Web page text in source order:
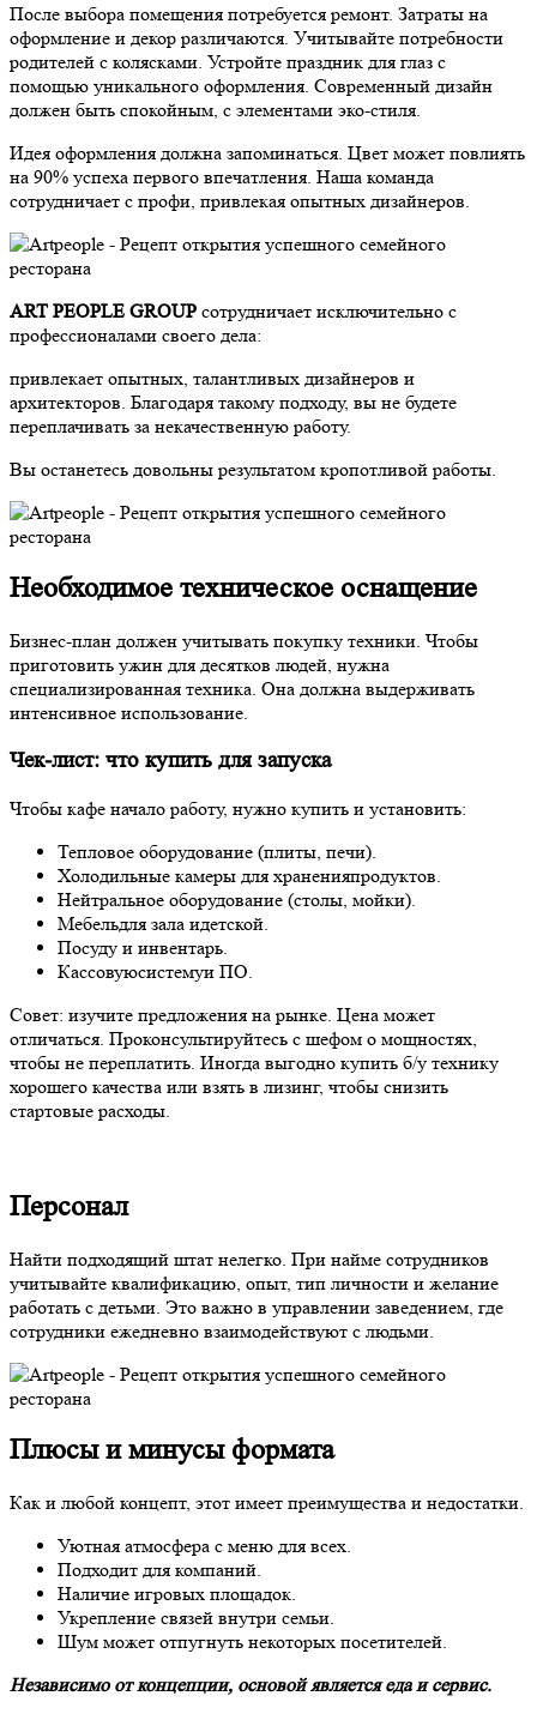
После выбора помещения потребуется ремонт. Затраты на
оформление и декор различаются. Учитывайте потребности
родителей с колясками. Устройте праздник для глаз с
помощью уникального оформления. Современный дизайн
должен быть спокойным, с элементами эко-стиля.
Идея оформления должна запоминаться. Цвет может повлиять
на 90% успеха первого впечатления. Наша команда
сотрудничает с профи, привлекая опытных дизайнеров.
ART PEOPLE GROUP сотрудничает исключительно с
профессионалами своего дела:
привлекает опытных, талантливых дизайнеров и
архитекторов. Благодаря такому подходу, вы не будете
переплачивать за некачественную работу.
Вы останетесь довольны результатом кропотливой работы.
Необходимое техническое оснащение
Бизнес-план должен учитывать покупку техники. Чтобы
приготовить ужин для десятков людей, нужна
специализированная техника. Она должна выдерживать
интенсивное использование.
Чек-лист: что купить для запуска
Чтобы кафе начало работу, нужно купить и установить:
Тепловое оборудование (плиты, печи).
Холодильные камеры для храненияпродуктов
Нейтральное оборудование (столы, мойки).
Мебельдля зала идетской
Посуду и инвентарь.
Кассовуюсистемуи ПО.
Совет: изучите предложения на рынке Цена может
отличаться. Проконсультируйтесь с шефом о мощностях,
чтобы не переплатить. Иногда выгодно купить б/у технику
хорошего качества или взять в лизинг, чтобы снизить
стартовые расходы
Персонал
Найти подходящий штат нелегко. При найме сотрудников
учитывайте квалификацию, опыт, тип личности и желание
работать с детьми. Это важно в управлении заведением, где
сотрудники ежедневно взаимодействуют с людьми.
Плюсы и минусы формата
Как и любой концепт, этот имеет преимущества и недостатки.
Уютная атмосфера с меню для всех.
Подходит для компаний.
Наличие игровых площадок.
Укрепление связей внутри семьи.
Шум может отпугнуть некоторых посетителей.
Независимо от концепции, основой является еда и сервис.